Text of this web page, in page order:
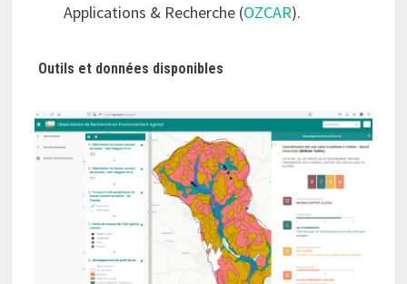
Applications & Recherche (OZCAR).
Outils et données disponibles